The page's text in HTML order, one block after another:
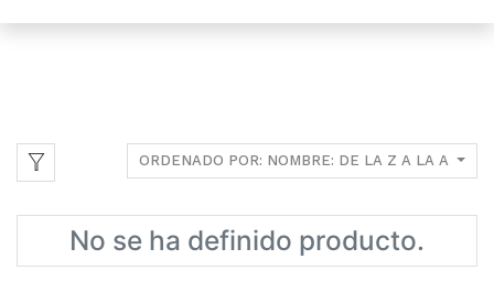
ORDENADO POR: NOMBRE: DE LA Z A LA A
No se ha definido producto.